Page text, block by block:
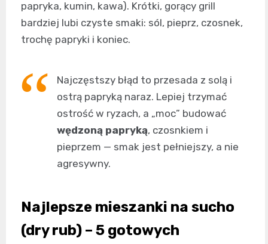
papryka, kumin, kawa). Krótki, gorący grill
bardziej lubi czyste smaki: sól, pieprz, czosnek,
trochę papryki i koniec.
Najczęstszy błąd to przesada z solą i
ostrą papryką naraz. Lepiej trzymać
ostrość w ryzach, a „moc” budować
wędzoną papryką, czosnkiem i
pieprzem — smak jest pełniejszy, a nie
agresywny.
Najlepsze mieszanki na sucho
(dry rub) – 5 gotowych